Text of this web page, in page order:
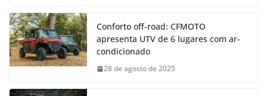
Conforto off-road: CFMOTO
apresenta UTV de 6 lugares com ar-
condicionado
28 de agosto de 2025